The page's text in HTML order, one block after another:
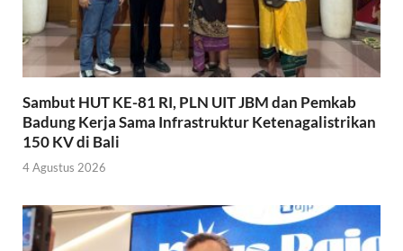
Sambut HUT KE-81 RI, PLN UIT JBM dan Pemkab
Badung Kerja Sama Infrastruktur Ketenagalistrikan
150 KV di Bali
4 Agustus 2026